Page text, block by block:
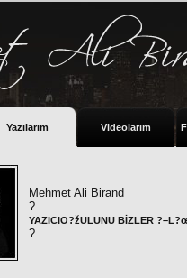
Yazılarım Videolarım
Mehmet Ali Birand
?
YAZICIO?žULUNU BİZLER
?